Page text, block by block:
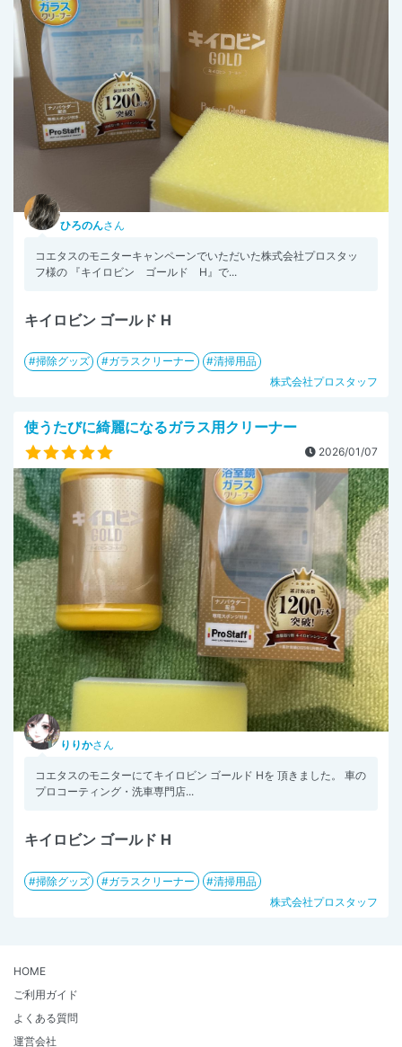
ひろのんさん
コエタスのモニターキャンペーンでいただいた株式会社プロスタッ
フ様の 『キイロビン ゴールド H』で...
キイロビン ゴールド H
掃除グッズ ガラスクリーナー
清掃用品
株式会社プロスタッフ
使うたびに綺麗になるガラス用クリーナー
2026/01/07
りりかさん
コエタスのモニターにてキイロビン ゴールド Hを 頂きました。 車の
プロコーティング・洗車専門店...
キイロビン ゴールド H
掃除グッズ ガラスクリーナー
清掃用品
株式会社プロスタッフ
HOME
ご利用ガイド
よくある質問
運営会社